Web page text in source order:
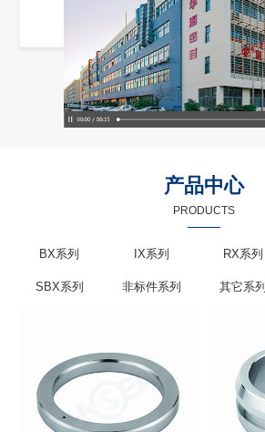
产品中心
PRODUCTS
BX系列 IX系列 RX系列
SBX系列 非标件系列 其它系列